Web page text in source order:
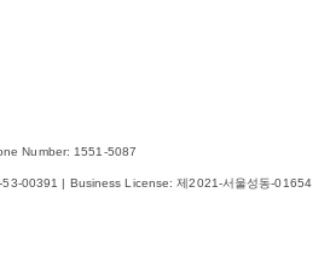
Number: 1551-5087
53-00391 | Business License:제2021-서울성동-01654